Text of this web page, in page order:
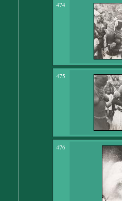
474
475
476